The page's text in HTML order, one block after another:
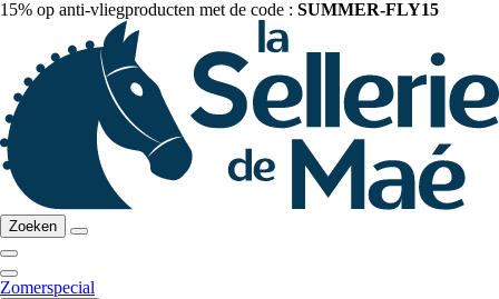
15% op anti-vliegproducten met de code : SUMMER-FLY15
Zoeken
Zomerspecial